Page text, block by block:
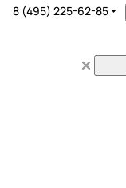
8 (495) 225-62-85